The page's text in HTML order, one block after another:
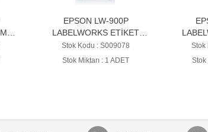
EPSON LW-900P
LABELWORKS ETİKET
YAZICISI
Stok Kodu : S009078
Stok Miktarı : 1 ADET
Stok
Stok